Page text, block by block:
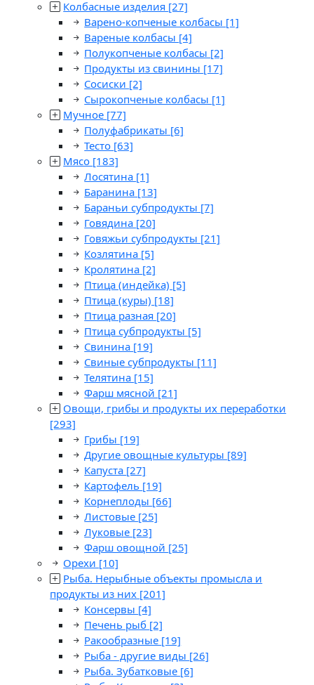
Колбасные изделия [27]
Варено-копченые колбасы [1]
Вареные колбасы [4]
Полукопченые колбасы [2]
Продукты из свинины [17]
Сосиски [2]
Сырокопченые колбасы [1]
Мучное [77]
Полуфабрикаты [6]
Тесто [63]
Мясо [183]
Лосятина [1]
Баранина [13]
Бараньи субпродукты [7]
Говядина [20]
Говяжьи субпродукты [21]
Козлятина [5]
Кролятина [2]
Птица (индейка) [5]
Птица (куры) [18]
Птица разная [20]
Птица субпродукты [5]
Свинина [19]
Свиные субпродукты [11]
Телятина [15]
Фарш мясной [21]
Овощи, грибы и продукты их переработки
[293]
Грибы [19]
Другие овощные культуры [89]
Капуста [27]
Картофель [19]
Корнеплоды [66]
Листовые [25]
Луковые [23]
Фарш овощной [25]
Орехи [10]
Рыба. Нерыбные объекты промысла и
продукты из них [201]
Консервы [4]
Печень рыб [2]
Ракообразные [19]
Рыба - другие виды [26]
Рыба. Зубатковые [6]